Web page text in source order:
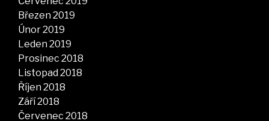
Březen 2019
Únor 2019
Leden 2019
Prosinec 2018
Listopad 2018
Říjen 2018
Září 2018
Červenec 2018